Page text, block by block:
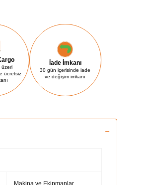
üzeri
ücretsiz
İade İmkanı
30 gün içerisinde iade
ve değişim imkanı
Makina ve Ekipmanlar,